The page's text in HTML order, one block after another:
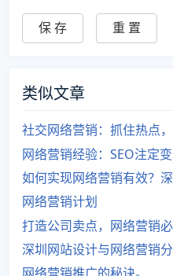
类似文章
社交网络营销：抓住热点，
网络营销经验：SEO注定
如何实现网络营销有效？
网络营销计划
打造公司卖点，网络营销
深圳网站设计与网络营销